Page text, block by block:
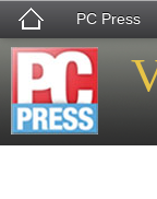
PC Press